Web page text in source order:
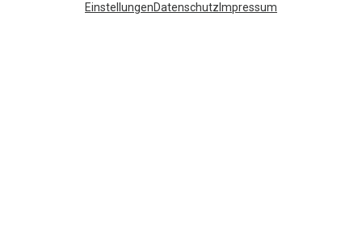
EinstellungenDatenschutz Impressum